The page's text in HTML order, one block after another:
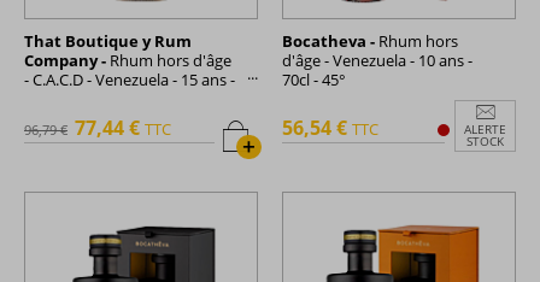
That Boutique y Rum
Company - Rhum hors d'âge
- C.A.C.D - Venezuela - 15 ans -
+
96,79 € 77,44 € TTC
Bocatheva - Rhum hors
d'âge - Venezuela - 10 ans -
70cl - 45°
ALERTE
STOCK
56,54 € TTC